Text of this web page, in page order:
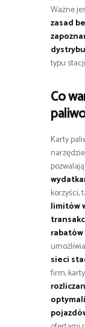
Ważne
zasad
typu
Co
Karty
korzyści,
limitów
sieci
firm,